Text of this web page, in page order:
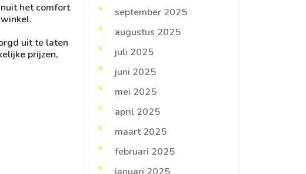
het comfort
uit te laten
prijzen,
september 2025
augustus 2025
juli 2025
juni 2025
mei 2025
april 2025
maart 2025
februari 2025